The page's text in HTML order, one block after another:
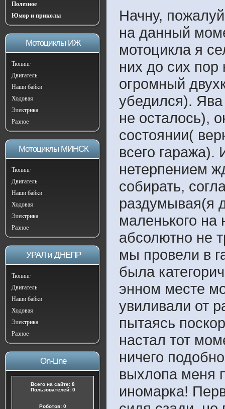
Полезное
Юмор и приколы
Мотоциклы ИЖ
Тюнинг
Двигатель
Наши байки
Ходовая
Электрика
Разное
Мотоциклы МИНСК
Тюнинг
Двигатель
Наши байки
Ходовая
Электрика
Разное
УРАЛ и ДНЕПР
Тюнинг
Двигатель
Наши байки
Ходовая
Электрика
Разное
On-Line
Всего на сайте: 8
Пользователей: 0
Роботов: 0
Начну,
на данный
мотоцикла я
них до сих
огромный
убедился).
не осталось),
состоянии(
всего гаража).
нетерпением
собирать,
раздумывая(я
маленького
абсолютно не
мы провели в
была
энном месте
увиливали от
пытаясь
настал тот
ничего
выхлопа меня
иномарка!